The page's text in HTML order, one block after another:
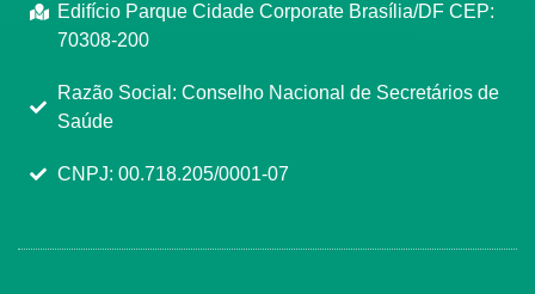
Edifício Parque Cidade Corporate Brasília/DF CEP:
70308-200
Razão Social: Conselho Nacional de Secretários de
Saúde
CNPJ: 00.718.205/0001-07